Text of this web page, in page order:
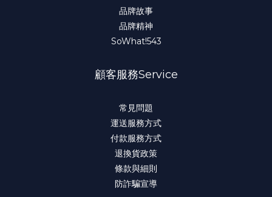
品牌故事
品牌精神
SoWhat!543
顧客服務Service
常見問題
運送服務方式
付款服務方式
退換貨政策
條款與細則
防詐騙宣導